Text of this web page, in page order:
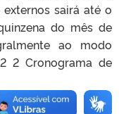
sairá até o
do mês de
ao modo
2 Cronograma de